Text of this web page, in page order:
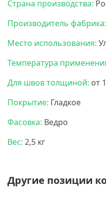
Страна производства:
Производитель фабрика:
Место использования:
Температура
Для швов толщиной: от
Покрытие: Гладкое
Фасовка: Ведро
Вес: 2,5 кг
Другие позиции